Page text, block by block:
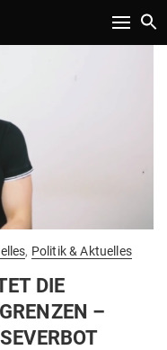
Toggle
, Politik & Aktuelles
DIE
–